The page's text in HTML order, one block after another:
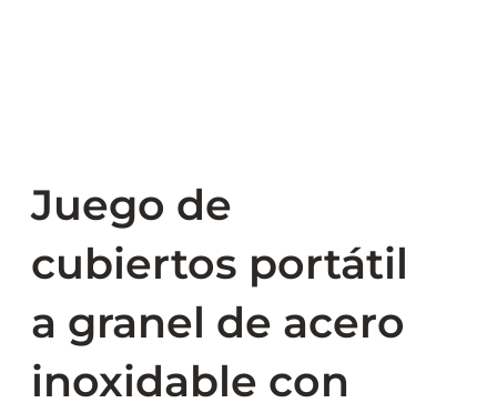
Juego de
cubiertos portátil
a granel de acero
inoxidable con